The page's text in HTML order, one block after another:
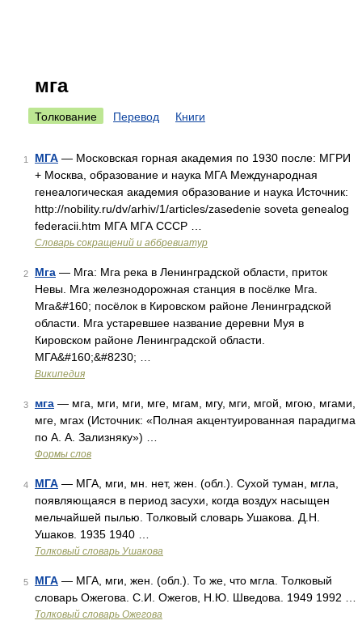
мга
Толкование Перевод Книги
1 МГА — Московская горная академия по 1930 после: МГРИ
+ Москва, образование и наука МГА Международная
генеалогическая академия образование и наука Источник:
http://nobility.ru/dv/arhiv/1/articles/zasedenie soveta genealog
federacii.htm МГА МГА СССР …
Словарь сокращений и аббревиатур
2 Мга — Мга: Мга река в Ленинградской области, приток
Невы. Мга железнодорожная станция в посёлке Мга.
Мга&#160; посёлок в Кировском районе Ленинградской
области. Мга устаревшее название деревни Муя в
Кировском районе Ленинградской области.
МГА&#160;&#8230; …
Википедия
3 мга — мга, мги, мги, мге, мгам, мгу, мги, мгой, мгою, мгами,
мге, мгах (Источник: «Полная акцентуированная парадигма
по А. А. Зализняку») …
Формы слов
4 МГА — МГА, мги, мн. нет, жен. (обл.). Сухой туман, мгла,
появляющаяся в период засухи, когда воздух насыщен
мельчайшей пылью. Толковый словарь Ушакова. Д.Н.
Ушаков. 1935 1940 …
Толковый словарь Ушакова
5 МГА — МГА, мги, жен. (обл.). То же, что мгла. Толковый
словарь Ожегова. С.И. Ожегов, Н.Ю. Шведова. 1949 1992 …
Толковый словарь Ожегова